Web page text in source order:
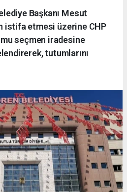
Başkanı Mesut
istifa etmesi üzerine CHP
seçmen iradesine
tutumlarını